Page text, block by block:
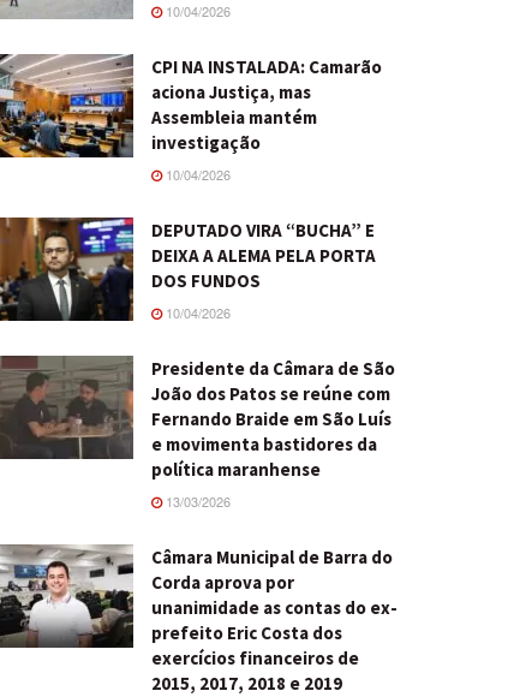
10/04/2026
CPI NA INSTALADA: Camarão
aciona Justiça, mas
Assembleia mantém
investigação
10/04/2026
DEPUTADO VIRA “BUCHA” E
DEIXA A ALEMA PELA PORTA
DOS FUNDOS
10/04/2026
Presidente da Câmara de São
João dos Patos se reúne com
Fernando Braide em São Luís
e movimenta bastidores da
política maranhense
13/03/2026
Câmara Municipal de Barra do
Corda aprova por
unanimidade as contas do ex-
prefeito Eric Costa dos
exercícios financeiros de
2015, 2017, 2018 e 2019